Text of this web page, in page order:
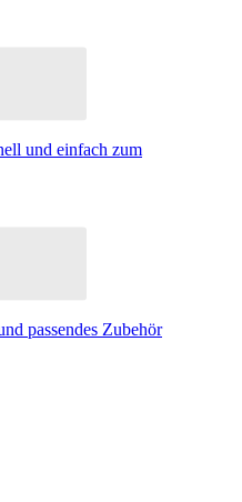
und einfach zum
passendes Zubehör